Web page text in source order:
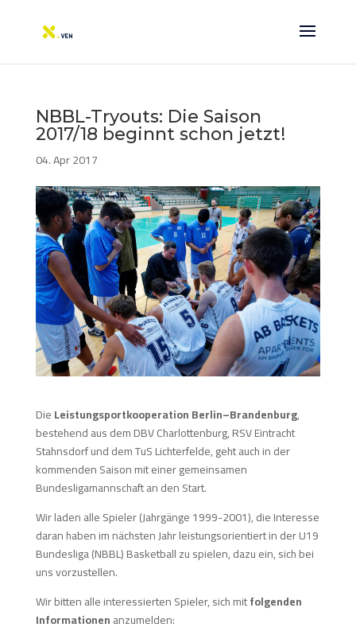
NBBL-Tryouts: Die Saison
2017/18 beginnt schon jetzt!
04. Apr 2017
DieLeistungsportkooperation Berlin–Brandenburg,
bestehend aus dem DBV Charlottenburg, RSV Eintracht
Stahnsdorf und dem TuS Lichterfelde, geht auch in der
kommenden Saison mit einer gemeinsamen
Bundesligamannschaft an den Start.
Wir laden alle Spieler (Jahrgänge 1999-2001), die Interesse
daran haben im nächsten Jahr leistungsorientiert in der U19
Bundesliga (NBBL) Basketball zu spielen, dazu ein, sich bei
uns vorzustellen.
Wir bitten alle interessierten Spieler, sich mitfolgenden
Informationenanzumelden: